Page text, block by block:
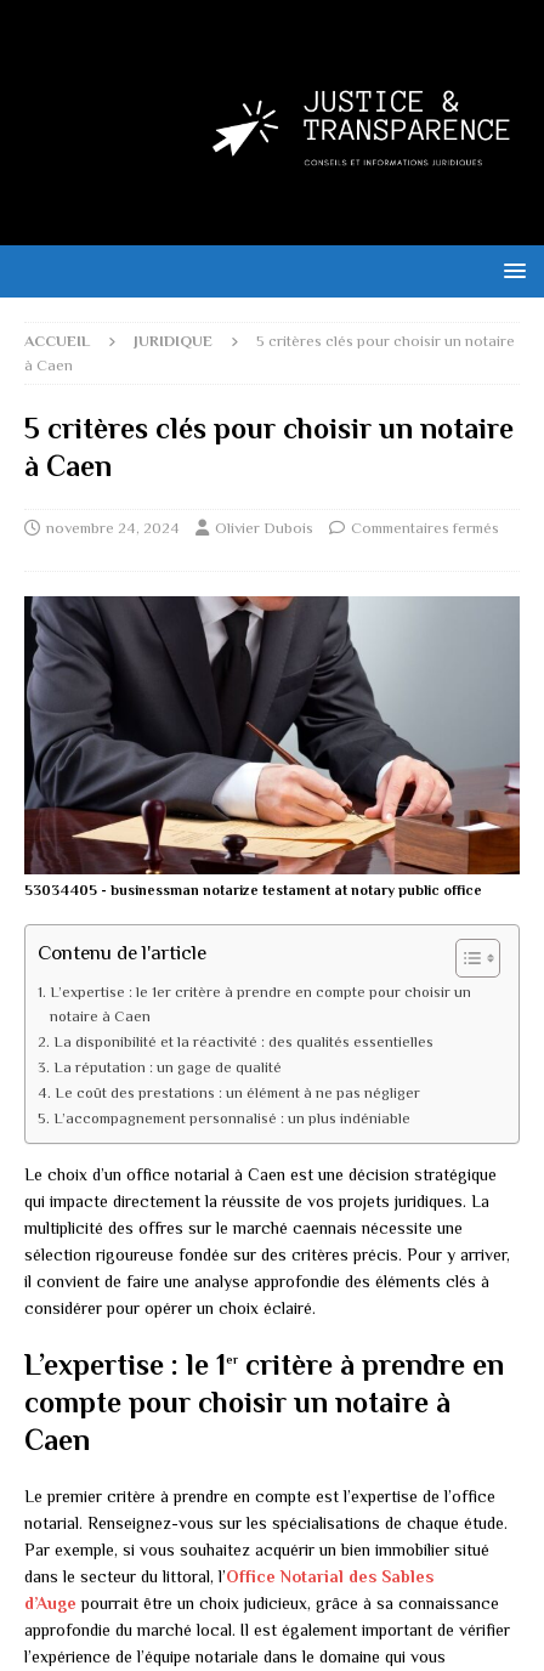
ACCUEIL JURIDIQUE
5 critères clés pour choisir un notaire
à Caen
5 critères clés pour choisir un notaire
à Caen
novembre 24, 2024 Olivier Dubois Commentaires fermés
53034405 - businessman notarize testament at notary public office
Contenu de l'article
L’expertise : le 1er critère à prendre en compte pour choisir un
notaire à Caen
La disponibilité et la réactivité : des qualités essentielles
La réputation : un gage de qualité
Le coût des prestations : un élément à ne pas négliger
L’accompagnement personnalisé : un plus indéniable
Le choix d’un office notarial à Caen est une décision stratégique
qui impacte directement la réussite de vos projets juridiques. La
multiplicité des offres sur le marché caennais nécessite une
sélection rigoureuse fondée sur des critères précis. Pour y arriver,
il convient de faire une analyse approfondie des éléments clés à
considérer pour opérer un choix éclairé.
L’expertise : le 1er
critère à prendre en
compte pour choisir un notaire à
Caen
Le premier critère à prendre en compte est l’expertise de l’office
notarial. Renseignez-vous sur les spécialisations de chaque étude.
Par exemple, si vous souhaitez acquérir un bien immobilier situé
dans le secteur du littoral, l’Office Notarial des Sables
d’Auge pourrait être un choix judicieux, grâce à sa connaissance
approfondie du marché local. Il est également important de vérifier
l’expérience de l’équipe notariale dans le domaine qui vous